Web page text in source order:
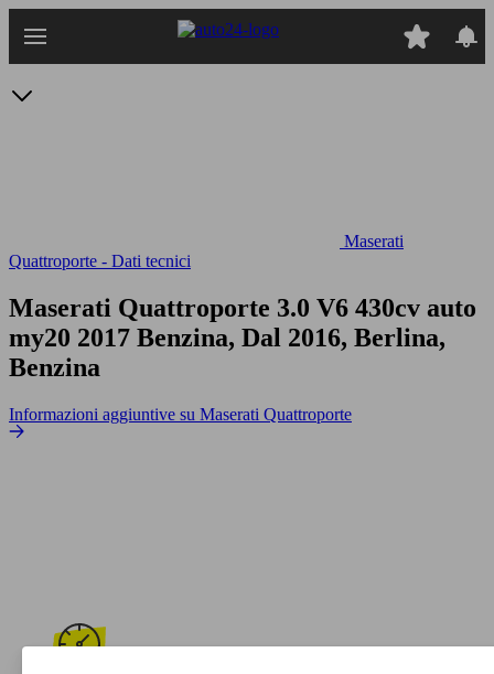
Maserati
Quattroporte - Dati tecnici
Maserati Quattroporte 3.0 V6 430cv auto
my20 2017 Benzina, Dal 2016, Berlina,
Benzina
Informazioni aggiuntive su Maserati Quattroporte